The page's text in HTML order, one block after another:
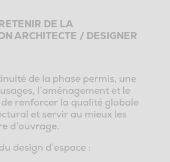
DE LA
ARCHITECTE / DESIGNER
de la phase permis, une
l’aménagement et le
renforcer la qualité globale
et servir au mieux les
d’ouvrage.
design d’espace :